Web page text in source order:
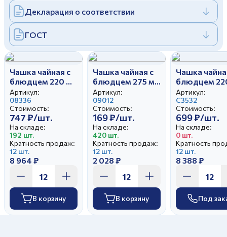
Декларация о соответствии
ГОСТ
Чашка чайная с
блюдцем 220 мл
Тюльпан Синий
цветок
Артикул:
08336
Стоимость:
747 ₽/шт.
На складе:
192 шт.
Кратность продаж:
12 шт.
8 964 ₽
В корзину
Чашка чайная с
блюдцем 275 мл
Гранатовый
Натали
Артикул:
09012
Стоимость:
169 ₽/шт.
На складе:
420 шт.
Кратность продаж:
12 шт.
2 028 ₽
В корзину
Чашка
блюдцем
Тюльпан
Артикул:
С3532
Стоимость:
699 ₽/шт.
На складе:
0 шт.
Кратность
12 шт.
8 388 ₽
Под